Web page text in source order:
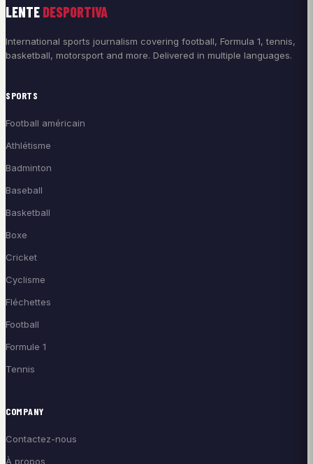
LENTE DESPORTIVA
International sports journalism covering football, Formula 1, tennis,
basketball, motorsport and more. Delivered in multiple languages.
SPORTS
Football américain
Athlétisme
Badminton
Baseball
Basketball
Boxe
Cricket
Cyclisme
Fléchettes
Football
Formule 1
Tennis
COMPANY
Contactez-nous
À propos